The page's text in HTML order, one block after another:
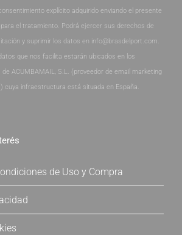
explícito adquirido enviando el presente
el tratamiento. Podrá ejercer sus derechos de
y suprimir los datos en info@brasdelport.com.
que nos facilita estarán ubicados en los
ACUMBAMAIL, S.L. (proveedor de email marketing
cuya infraestructura está situada en España.
de Uso y Compra